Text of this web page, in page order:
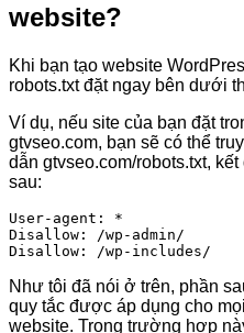
website?
Khi bạn tạo website
robots.txt đặt ngay bên dưới
Ví dụ, nếu site của bạn đặt
gtvseo.com, bạn sẽ có thể
dẫn gtvseo.com/robots.txt,
sau:
User-agent: *
Disallow: /wp-admin/
Disallow: /wp-includes/
Như tôi đã nói ở trên, phần
quy tắc được áp dụng cho
website. Trong trường hợp